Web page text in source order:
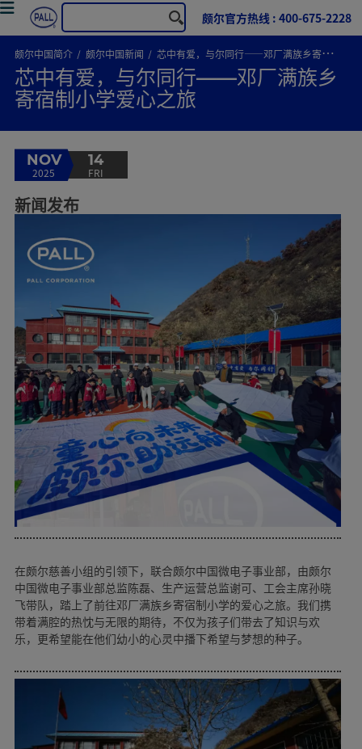
颇尔官方热线 : 400-675-2228
颇尔中国简介 颇尔中国新闻 芯中有爱，与尔同行——邓厂满族乡寄宿制小学爱心之旅
芯中有爱，与尔同行——邓厂满族乡
寄宿制小学爱心之旅
NOV
2025
14
FRI
新闻发布
在颇尔慈善小组的引领下，联合颇尔中国微电子事业部，由颇尔
中国微电子事业部总监陈磊、生产运营总监谢可、工会主席孙晓
飞带队，踏上了前往邓厂满族乡寄宿制小学的爱心之旅。我们携
带着满腔的热忱与无限的期待，不仅为孩子们带去了知识与欢
乐，更希望能在他们幼小的心灵中播下希望与梦想的种子。